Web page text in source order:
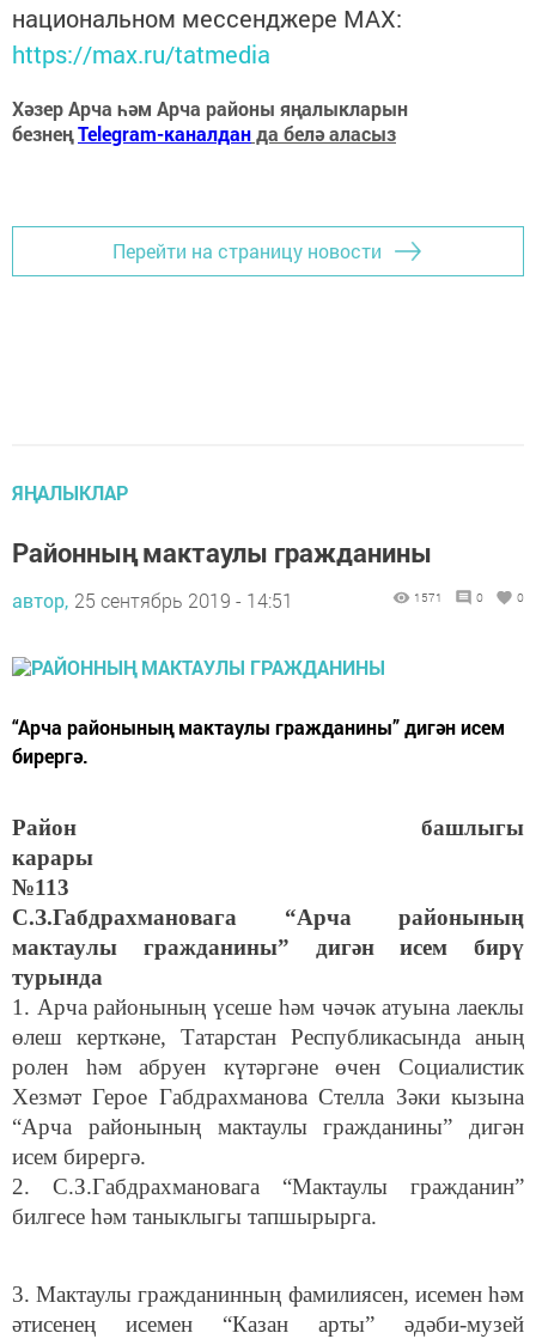
национальном мессенджере MАХ:
https://max.ru/tatmedia
Хәзер Арча һәм Арча районы яңалыкларын
безнеңTelegram-каналданда белә аласыз
Перейти на страницу новости
ЯҢАЛЫКЛАР
Районның мактаулы гражданины
автор, 25 сентябрь 2019 - 14:51 1571 0 0
“Арча районының мактаулы гражданины” дигән исем
бирергә.
Район башлыгы
карары
№113
С.З.Габдрахмановага “Арча районының
мактаулы гражданины” дигән исем бирү
турында
1. Арча районының үсеше һәм чәчәк атуына лаеклы
өлеш керткәне, Татарстан Республикасында аның
ролен һәм абруен күтәргәне өчен Социалистик
Хезмәт Герое Габдрахманова Стелла Зәки кызына
“Арча районының мактаулы гражданины” дигән
исем бирергә.
2. С.З.Габдрахмановага
“Мактаулы гражданин”
билгесе һәм таныклыгы тапшырырга.
3. Мактаулы гражданинның фамилиясен, исемен һәм
әтисенең исемен “Казан арты” әдәби-музей